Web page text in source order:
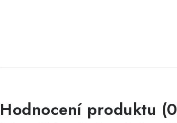
Hodnocení produktu